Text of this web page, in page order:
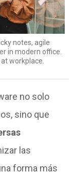
notes, agile
in modern office.
workplace.
no solo
sino que
las
forma más